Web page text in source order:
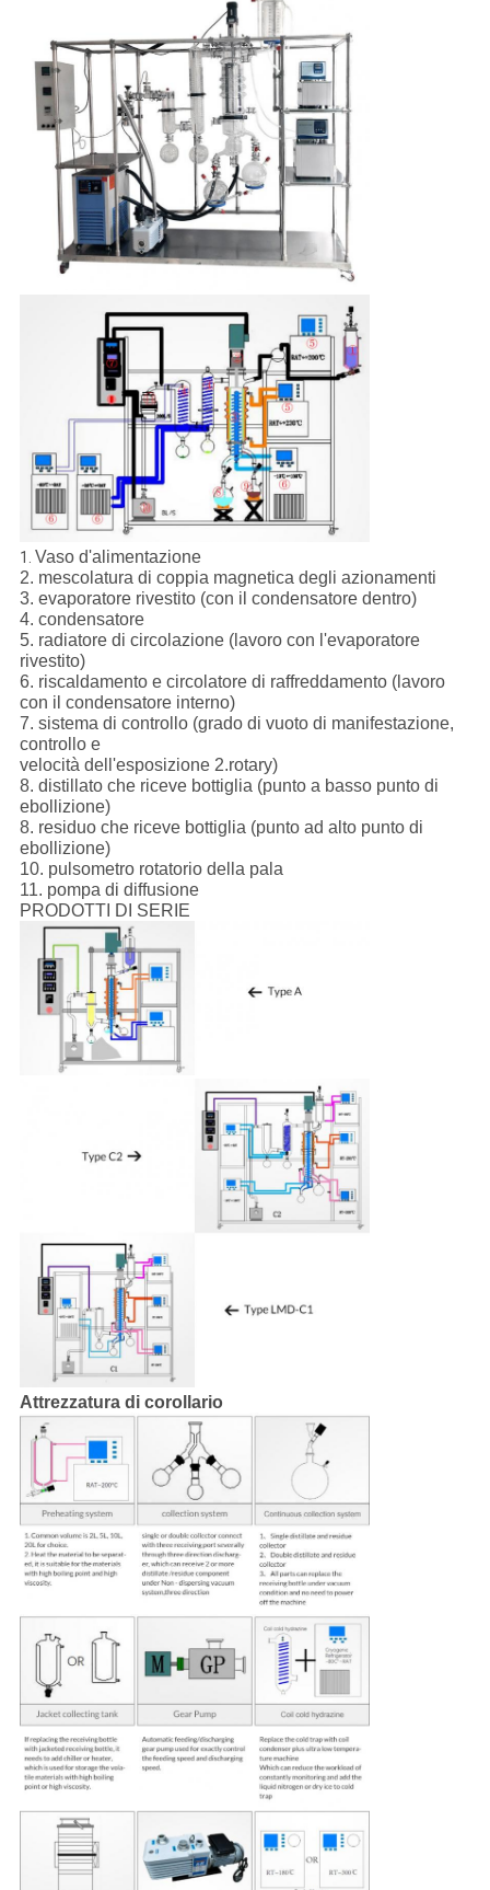
1. Vaso d'alimentazione
2. mescolatura di coppia magnetica degli azionamenti
3. evaporatore rivestito (con il condensatore dentro)
4. condensatore
5. radiatore di circolazione (lavoro con l'evaporatore
rivestito)
6. riscaldamento e circolatore di raffreddamento (lavoro
con il condensatore interno)
7. sistema di controllo (grado di vuoto di manifestazione,
controllo e
velocità dell'esposizione 2.rotary)
8. distillato che riceve bottiglia (punto a basso punto di
ebollizione)
8. residuo che riceve bottiglia (punto ad alto punto di
ebollizione)
10. pulsometro rotatorio della pala
11. pompa di diffusione
PRODOTTI DI SERIE
Attrezzatura di corollario